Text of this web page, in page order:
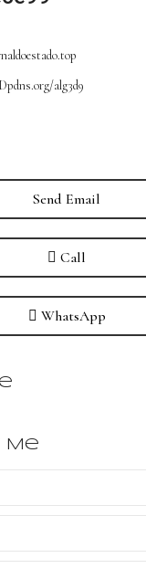
alg3d9
Send Email
Call
WhatsApp